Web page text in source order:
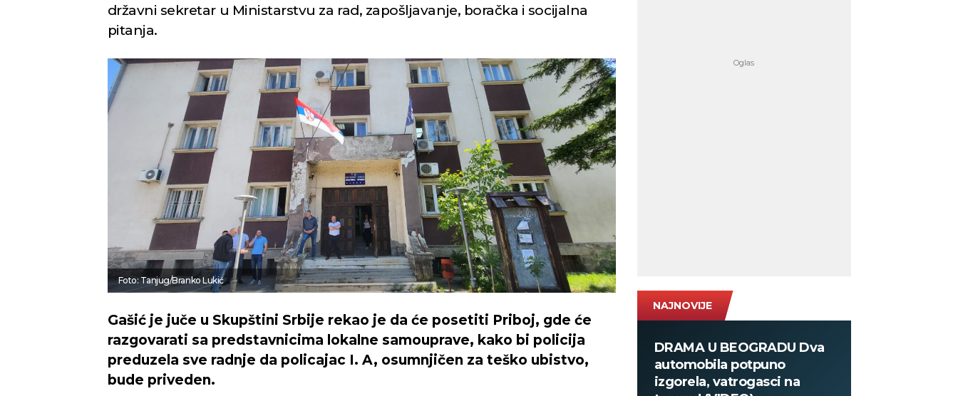
državni sekretar u Ministarstvu za rad, zapošljavanje, boračka i socijalna
pitanja.
Foto: Tanjug/Branko Lukić
Gašić je juče u Skupštini Srbije rekao je da će posetiti Priboj, gde će
razgovarati sa predstavnicima lokalne samouprave, kako bi policija
preduzela sve radnje da policajac I. A, osumnjičen za teško ubistvo,
bude priveden.
NAJNOVIJE
DRAMA U BEOGRADU Dva
automobila potpuno
izgorela, vatrogasci na